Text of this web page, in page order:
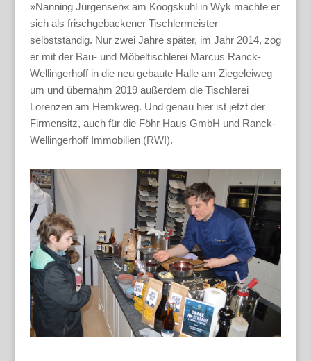
»Nanning Jürgensen« am Koogskuhl in Wyk machte er
sich als frischgebackener Tischlermeister
selbstständig. Nur zwei Jahre später, im Jahr 2014, zog
er mit der Bau- und Möbeltischlerei Marcus Ranck-
Wellingerhoff in die neu gebaute Halle am Ziegeleiweg
um und übernahm 2019 außerdem die Tischlerei
Lorenzen am Hemkweg. Und genau hier ist jetzt der
Firmensitz, auch für die Föhr Haus GmbH und Ranck-
Wellingerhoff Immobilien (RWI).